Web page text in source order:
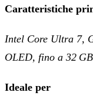
Caratteristiche
Intel Core Ultra 7,
OLED, fino a 32 GB
Ideale per